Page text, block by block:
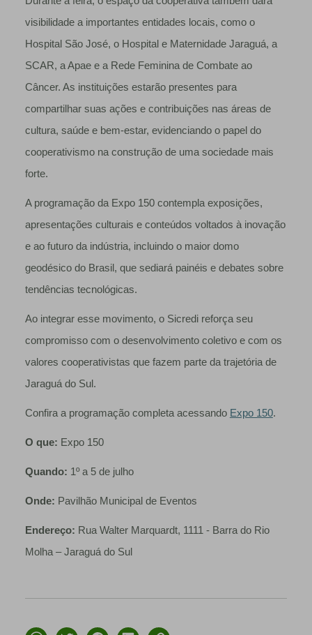
visibilidade a importantes entidades locais, como o
Hospital São José, o Hospital e Maternidade Jaraguá, a
SCAR, a Apae e a Rede Feminina de Combate ao
Câncer. As instituições estarão presentes para
compartilhar suas ações e contribuições nas áreas de
cultura, saúde e bem-estar, evidenciando o papel do
cooperativismo na construção de uma sociedade mais
forte.
A programação da Expo 150 contempla exposições,
apresentações culturais e conteúdos voltados à inovação
e ao futuro da indústria, incluindo o maior domo
geodésico do Brasil, que sediará painéis e debates sobre
tendências tecnológicas.
Ao integrar esse movimento, o Sicredi reforça seu
compromisso com o desenvolvimento coletivo e com os
valores cooperativistas que fazem parte da trajetória de
Jaraguá do Sul.
Confira a programação completa acessando Expo 150.
O que: Expo 150
Quando: 1º a 5 de julho
Onde: Pavilhão Municipal de Eventos
Endereço: Rua Walter Marquardt, 1111 - Barra do Rio
Molha – Jaraguá do Sul